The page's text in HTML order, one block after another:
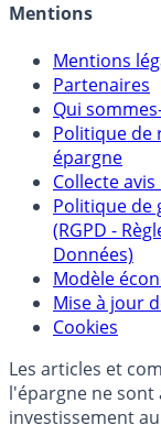
Mentions
Mentions
Partenaires
Qui
Politique de
épargne
Collecte
Politique de
(RGPD -
Données)
Modèle
Mise à jour
Cookies
Les articles et
l'épargne ne sont
investissement